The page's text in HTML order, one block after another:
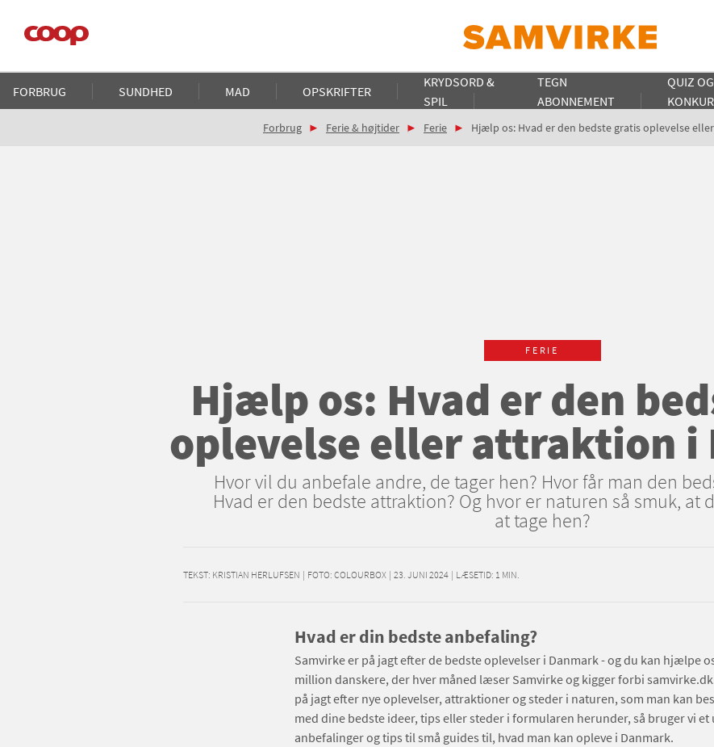
hovedindhold
Main
navigation
FORBRUG SUNDHED MAD OPSKRIFTER
KRYDSORD &
SPIL
TEGN
ABONNEMENT
QUIZ OG
Brødkrumme
Forbrug Ferie & højtider Ferie Hjælp os: Hvad er den bedste gratis oplevelse
FERIE
Hjælp os: Hvad er den
oplevelse eller attraktion i
Hvor vil du anbefale andre, de tager hen? Hvor får man den
Hvad er den bedste attraktion? Og hvor er naturen så smuk, at
at tage hen?
TEKST: KRISTIAN HERLUFSEN | FOTO: COLOURBOX | 23. JUNI 2024 | LÆSETID: 1 MIN.
Hvad er din bedste anbefaling?
Samvirke er på jagt efter de bedste oplevelser i Danmark - og du kan hjælpe
million danskere, der hver måned læser Samvirke og kigger forbi
på jagt efter nye oplevelser, attraktioner og steder i naturen, som man kan
med dine bedste ideer, tips eller steder i formularen herunder, så bruger vi et
anbefalinger og tips til små guides til, hvad man kan opleve i Danmark.